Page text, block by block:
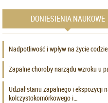
DONIESIENIA NAUKOWE
Nadpotliwość i wpływ na życie
Zapalne choroby narządu wzroku u
Udział stanu zapalnego i ekspozycji
kolczystokomórkowego i…